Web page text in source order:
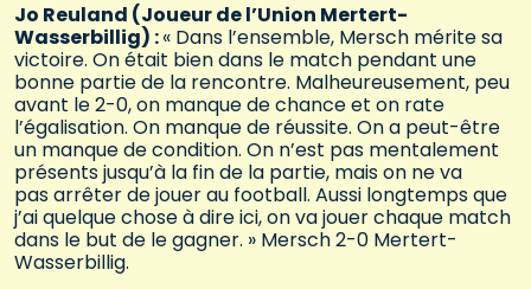
Jo Reuland (Joueur de l’Union Mertert-
Wasserbillig) :« Dans l’ensemble, Mersch mérite sa
victoire. On était bien dans le match pendant une
bonne partie de la rencontre. Malheureusement, peu
avant le 2-0, on manque de chance et on rate
l’égalisation. On manque de réussite. On a peut-être
un manque de condition. On n’est pas mentalement
présents jusqu’à la fin de la partie, mais on ne va
pas arrêter de jouer au football. Aussi longtemps que
j’ai quelque chose à dire ici, on va jouer chaque match
dans le but de le gagner. » Mersch 2-0 Mertert-
Wasserbillig.